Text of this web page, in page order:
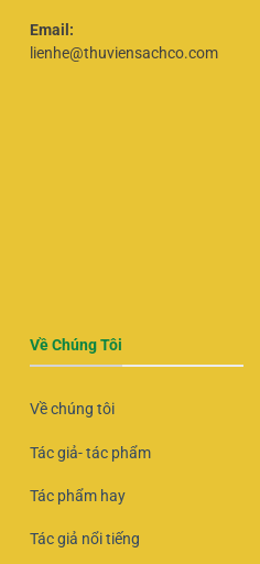
Email:
lienhe@thuviensachco.com
Về Chúng Tôi
Về chúng tôi
Tác giả- tác phẩm
Tác phẩm hay
Tác giả nổi tiếng